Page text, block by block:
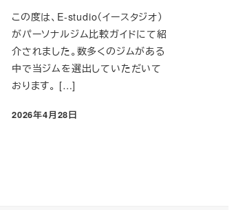
この度は、E-studio（イースタジオ）
がパーソナルジム比較ガイドにて紹
介されました。数多くのジムがある
中で当ジムを選出していただいて
おります。 […]
投稿日
2026年4月28日